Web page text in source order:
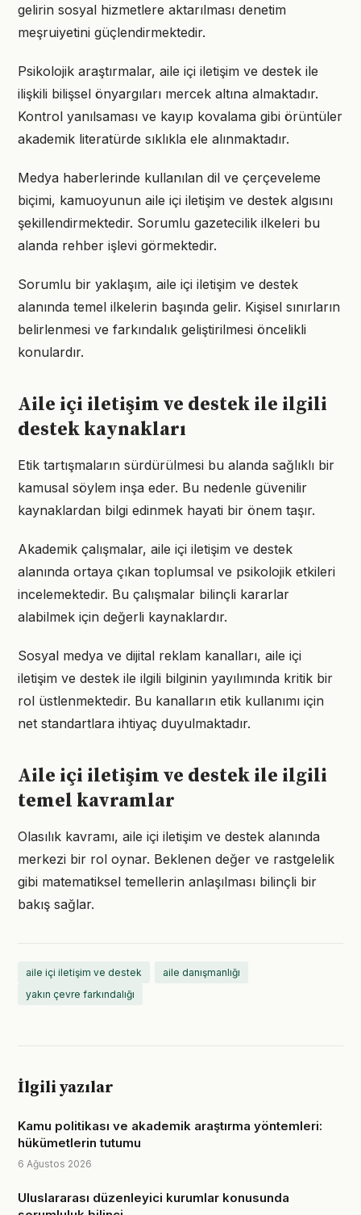
gelirin sosyal hizmetlere aktarılması denetim
meşruiyetini güçlendirmektedir.
Psikolojik araştırmalar, aile içi iletişim ve destek ile
ilişkili bilişsel önyargıları mercek altına almaktadır.
Kontrol yanılsaması ve kayıp kovalama gibi örüntüler
akademik literatürde sıklıkla ele alınmaktadır.
Medya haberlerinde kullanılan dil ve çerçeveleme
biçimi, kamuoyunun aile içi iletişim ve destek algısını
şekillendirmektedir. Sorumlu gazetecilik ilkeleri bu
alanda rehber işlevi görmektedir.
Sorumlu bir yaklaşım, aile içi iletişim ve destek
alanında temel ilkelerin başında gelir. Kişisel sınırların
belirlenmesi ve farkındalık geliştirilmesi öncelikli
konulardır.
Aile içi iletişim ve destek ile ilgili
destek kaynakları
Etik tartışmaların sürdürülmesi bu alanda sağlıklı bir
kamusal söylem inşa eder. Bu nedenle güvenilir
kaynaklardan bilgi edinmek hayati bir önem taşır.
Akademik çalışmalar, aile içi iletişim ve destek
alanında ortaya çıkan toplumsal ve psikolojik etkileri
incelemektedir. Bu çalışmalar bilinçli kararlar
alabilmek için değerli kaynaklardır.
Sosyal medya ve dijital reklam kanalları, aile içi
iletişim ve destek ile ilgili bilginin yayılımında kritik bir
rol üstlenmektedir. Bu kanalların etik kullanımı için
net standartlara ihtiyaç duyulmaktadır.
Aile içi iletişim ve destek ile ilgili
temel kavramlar
Olasılık kavramı, aile içi iletişim ve destek alanında
merkezi bir rol oynar. Beklenen değer ve rastgelelik
gibi matematiksel temellerin anlaşılması bilinçli bir
bakış sağlar.
aile içi iletişim ve destek
aile danışmanlığı
yakın çevre farkındalığı
İlgili yazılar
Kamu politikası ve akademik araştırma yöntemleri:
hükümetlerin tutumu
6 Ağustos 2026
Uluslararası düzenleyici kurumlar konusunda